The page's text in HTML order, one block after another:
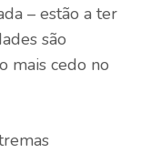
– estão a ter
são
mais cedo no